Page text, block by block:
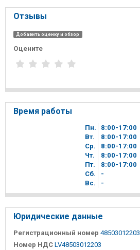
Отзывы
Добавить оценку и обзор
Оцените
Время работы
Пн. 8 00-17 00
Вт.
8 00-17 00
Ср.
8 00-17 00
Чт.
8 00-17 00
Пт.
8 00-17 00
Сб.
-
Вc.
-
Юридические данные
Регистрационный номер 48503012203
Номер НДС LV48503012203